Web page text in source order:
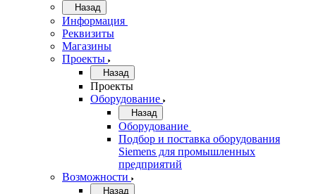
Назад
Информация
Реквизиты
Магазины
Проекты
Назад
Проекты
Оборудование
Назад
Оборудование
Подбор и поставка оборудования
Siemens для промышленных
предприятий
Возможности
Назад